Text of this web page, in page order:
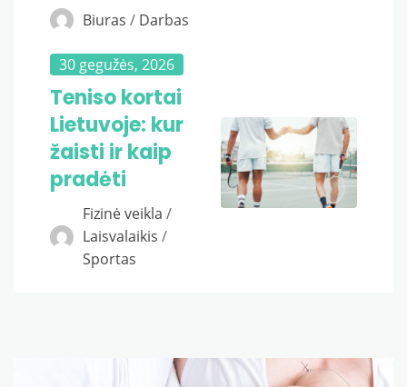
Biuras / Darbas
30 gegužės, 2026
Teniso kortai
Lietuvoje: kur
žaisti ir kaip
pradėti
Fizinė veikla /
Laisvalaikis /
Sportas